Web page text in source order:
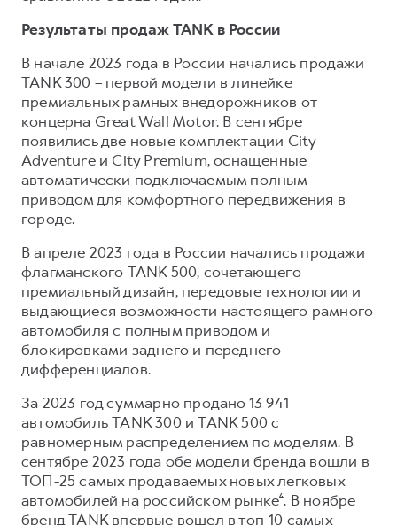
Результаты продаж TANK в России
В начале 2023 года в России начались продажи
TANK 300 – первой модели в линейке
премиальных рамных внедорожников от
концерна Great Wall Motor. В сентябре
появились две новые комплектации City
Adventure и City Premium, оснащенные
автоматически подключаемым полным
приводом для комфортного передвижения в
городе.
В апреле 2023 года в России начались продажи
флагманского TANK 500, сочетающего
премиальный дизайн, передовые технологии и
выдающиеся возможности настоящего рамного
автомобиля с полным приводом и
блокировками заднего и переднего
дифференциалов.
За 2023 год суммарно продано 13 941
автомобиль TANK 300 и TANK 500 с
равномерным распределением по моделям. В
сентябре 2023 года обе модели бренда вошли в
ТОП-25 самых продаваемых новых легковых
автомобилей на российском рынке⁴. В ноябре
бренд TANK впервые вошел в топ-10 самых